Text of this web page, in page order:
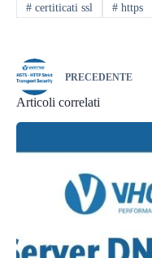
#certiticati ssl #https
PRECEDENTE
Articoli correlati